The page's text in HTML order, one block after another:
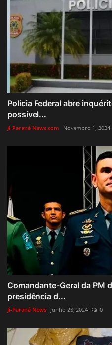
Polícia Federal abre
possível...
Ji-Paraná News.com Novembro 1, 2024
Comandante-Geral da PM
presidência d...
Ji-Paraná News Junho 23, 2024 0